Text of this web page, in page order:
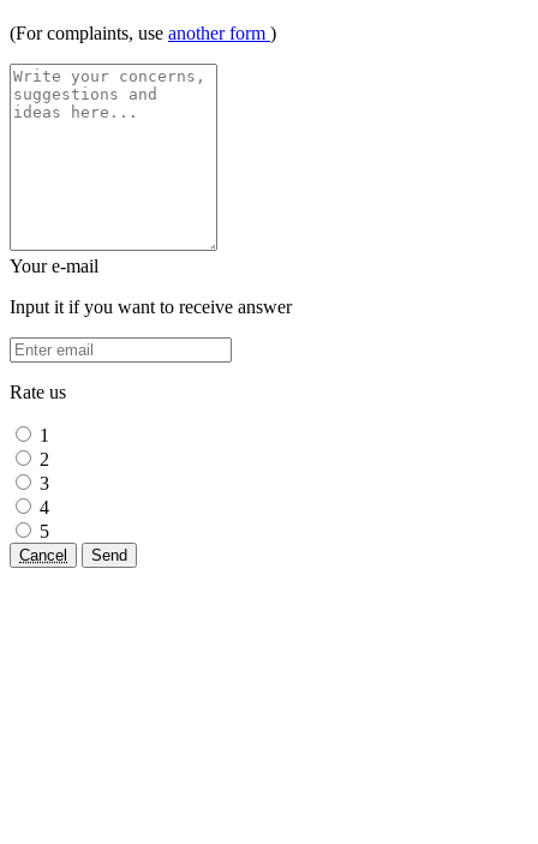
(For complaints, use another form )
Your e-mail
Input it if you want to receive answer
Rate us
1
2
3
4
5
Cancel Send